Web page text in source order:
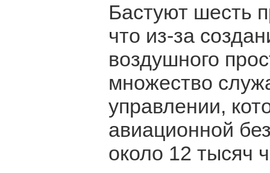
Бастуют шесть
что из-за
воздушного
множество
управлении,
авиационной
около 12 тысяч